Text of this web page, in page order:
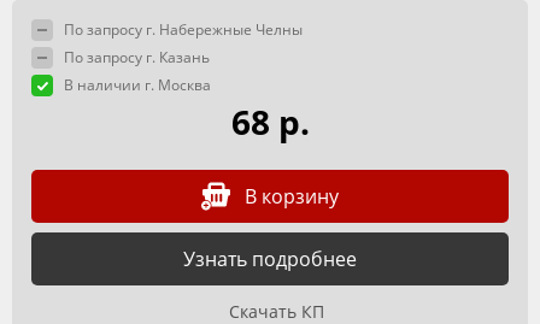
По запросу г. Набережные Челны
По запросу г. Казань
В наличии г. Москва
68 р.
В корзину
Узнать подробнее
Скачать КП